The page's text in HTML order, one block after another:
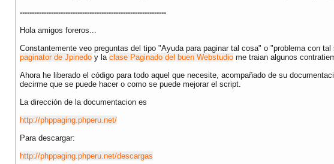
-------------------------------------------------------------
Hola amigos foreros...
Constantemente veo preguntas del tipo "Ayuda para paginar tal cosa" o "problema con
paginator de Jpinedo y la clase Paginado del buen Webstudio me traian algunos
Ahora he liberado el código para todo aquel que necesite, acompañado de su
decirme que se puede hacer o como se puede mejorar el script.
La dirección de la documentacion es
http://phppaging.phperu.net/
Para descargar:
http://phppaging.phperu.net/descargas